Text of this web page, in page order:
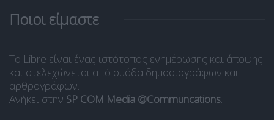
Ποιοι είμαστε
Το Libre είναι ένας ιστότοπος ενημέρωσης και άποψης
και στελεχώνεται από ομάδα δημοσιογράφων και
αρθρογράφων.
Ανήκει στην SP COM Media @Communcations.